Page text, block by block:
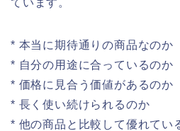
* 本当に期待通りの商品なのか
* 自分の用途に合っているのか
* 価格に見合う価値があるのか
* 長く使い続けられるのか
* 他の商品と比較して優れてい